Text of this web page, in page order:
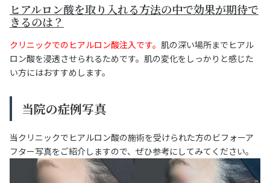
ヒアルロン酸を取り入れる方法の中で効果が期待で
きるのは？
クリニックでのヒアルロン酸注入です。 肌の深い場所までヒアル
ロン酸を浸透させられるためです。肌の変化をしっかりと感じた
い方にはおすすめします。
当院の症例写真
当クリニックでヒアルロン酸の施術を受けられた方のビフォーア
フター写真をご紹介しますので、ぜひ参考にしてみてください。